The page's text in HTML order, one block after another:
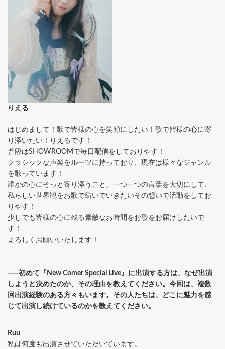
りえる
はじめまして！歌で皆様の心を笑顔にしたい！歌で皆様の心に寄
り添いたい！りえるです！
普段はSHOWROOMで毎日配信をしておりやす！
クラシックな声楽をルーツに持っており、現在は様々なジャンル
を歌っています！
誰かの心にそっと寄り添うこと、一つ一つの言葉を大切にして、
私らしい世界観をお歌で紡いでいきたいその想いで活動をしてお
りやす！
少しでも皆様の心に残る素敵なお時間をお歌をお届けしたいで
す！
よろしくお願いいたします！
──初めて『New Comer Special Live』に出演する方は、なぜ出演
しようと決めたのか、その理由を教えてください。今回は、複数
回出演経験のある方々もいます。その人たちは、どこに魅力を感
じて出演し続けているのかを教えてください。
Ruu
私は何度も出演させていただいています。